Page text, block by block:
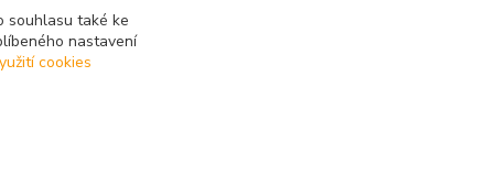
souhlasu také ke
nastavení
cookies